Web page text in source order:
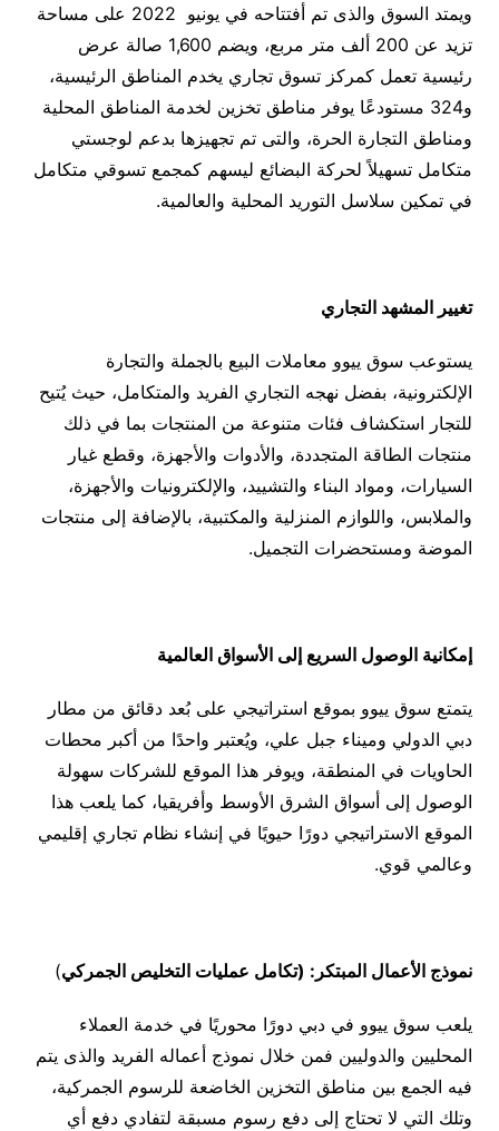
ويمتد السوق والذى تم أفتتاحه في يونيو 2022 على مساحة
تزيد عن 200 ألف متر مربع، ويضم 1,600 صالة عرض
رئيسية تعمل كمركز تسوق تجاري يخدم المناطق الرئيسية،
و324 مستودعًا يوفر مناطق تخزين لخدمة المناطق المحلية
ومناطق التجارة الحرة، والتى تم تجهيزها بدعم لوجستي
متكامل تسهيلاً لحركة البضائع ليسهم كمجمع تسوقي متكامل
في تمكين سلاسل التوريد المحلية والعالمية.
تغيير المشهد التجاري
يستوعب سوق ييوو معاملات البيع بالجملة والتجارة
الإلكترونية، بفضل نهجه التجاري الفريد والمتكامل، حيث يُتيح
للتجار استكشاف فئات متنوعة من المنتجات بما في ذلك
منتجات الطاقة المتجددة، والأدوات والأجهزة، وقطع غيار
السيارات، ومواد البناء والتشييد، والإلكترونيات والأجهزة،
والملابس، واللوازم المنزلية والمكتبية، بالإضافة إلى منتجات
الموضة ومستحضرات التجميل.
إمكانية الوصول السريع إلى الأسواق العالمية
يتمتع سوق ييوو بموقع استراتيجي على بُعد دقائق من مطار
دبي الدولي وميناء جبل علي، ويُعتبر واحدًا من أكبر محطات
الحاويات في المنطقة، ويوفر هذا الموقع للشركات سهولة
الوصول إلى أسواق الشرق الأوسط وأفريقيا، كما يلعب هذا
الموقع الاستراتيجي دورًا حيويًا في إنشاء نظام تجاري إقليمي
وعالمي قوي.
نموذج الأعمال المبتكر: (تكامل عمليات التخليص الجمركي)
يلعب سوق ييوو في دبي دورًا محوريًا في خدمة العملاء
المحليين والدوليين فمن خلال نموذج أعماله الفريد والذى يتم
فيه الجمع بين مناطق التخزين الخاضعة للرسوم الجمركية،
وتلك التي لا تحتاج إلى دفع رسوم مسبقة لتفادي دفع أي